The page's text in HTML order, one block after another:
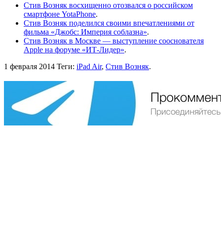
Стив Возняк восхищенно отозвался о российском
смартфоне YotaPhone.
Стив Возняк поделился своими впечатлениями от
фильма «Джобс: Империя соблазна».
Стив Возняк в Москве — выступление сооснователя
Apple на форуме «ИТ-Лидер».
1 февраля 2014 Теги: iPad Air, Стив Возняк.